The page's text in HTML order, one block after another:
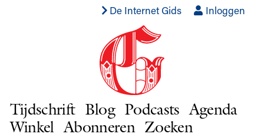
De Internet Gids Inloggen
Tijdschrift Blog Podcasts Agenda
Winkel Abonneren Zoeken